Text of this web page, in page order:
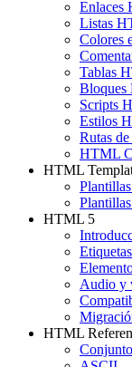
Enlaces
Listas
Colores
Tablas
Scripts
Estilos
Rutas
HTML
HTML
HTML 5
Audio y
HTML